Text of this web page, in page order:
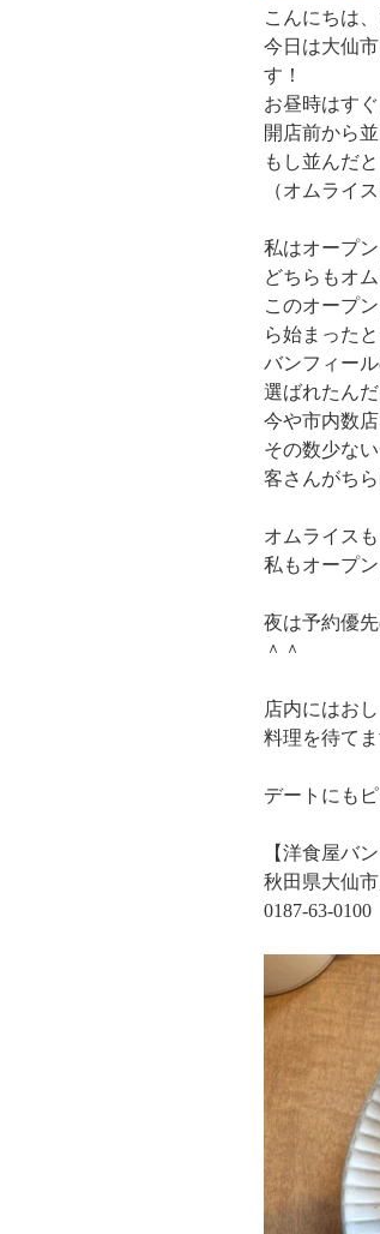
こんにちは
今日は大仙
す！
お昼時はす
開店前から
もし並んだ
（オムライ
私はオープ
どちらもオ
このオープ
ら始まった
バンフィー
選ばれたんだ
今や市内数
その数少な
客さんがちら
オムライス
私もオープ
夜は予約優
＾＾
店内にはお
料理を待てま
デートにも
【洋食屋バ
秋田県大仙
0187-63-0100